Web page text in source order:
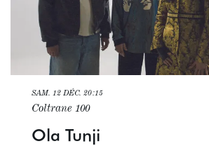
Ola Tunji
Coltrane 100
SAM. 12 DÉC. 20:15